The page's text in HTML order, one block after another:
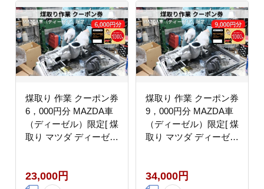
煤取り 作業 クーポン券
6，000円分 MAZDA車
（ディーゼル）限定[ 煤
取り マツダ ディーゼル
23,000円
煤取り 作業 クーポン券
9，000円分 MAZDA車
（ディーゼル）限定[ 煤
取り マツダ ディーゼル
34,000円